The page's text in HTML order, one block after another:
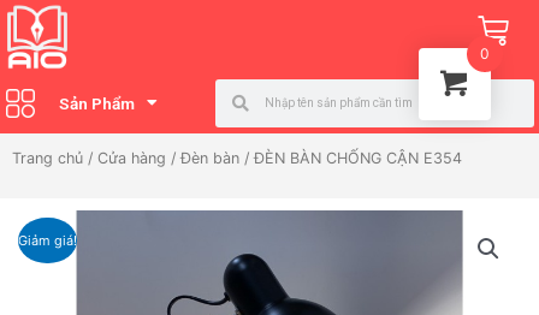
Nhảy
tới
nội
dung
Sản Phẩm
Search
Trang chủ / Cửa hàng /Đèn bàn / ĐÈN BÀN CHỐNG CẬN E354
Giảm giá!
0